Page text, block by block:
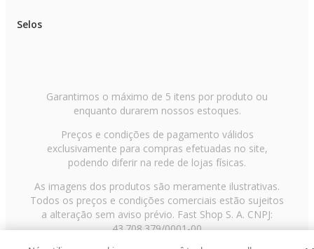
Selos
Garantimos o máximo de 5 itens por produto ou
enquanto durarem nossos estoques.
Preços e condições de pagamento válidos
exclusivamente para compras efetuadas no site,
podendo diferir na rede de lojas físicas.
As imagens dos produtos são meramente ilustrativas.
Todos os preços e condições comerciais estão sujeitos
a alteração sem aviso prévio. Fast Shop S. A. CNPJ:
43.708.379/0001-00